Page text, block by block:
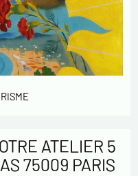
ATELIER 5
75009 PARIS